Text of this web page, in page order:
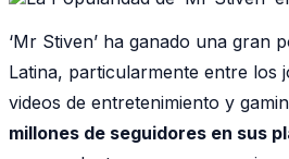
‘Mr Stiven’ ha ganado una gran
Latina, particularmente entre los
videos de entretenimiento y
millones de seguidores en sus